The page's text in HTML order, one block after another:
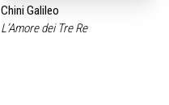
Chini Galileo
L’Amore dei Tre Re